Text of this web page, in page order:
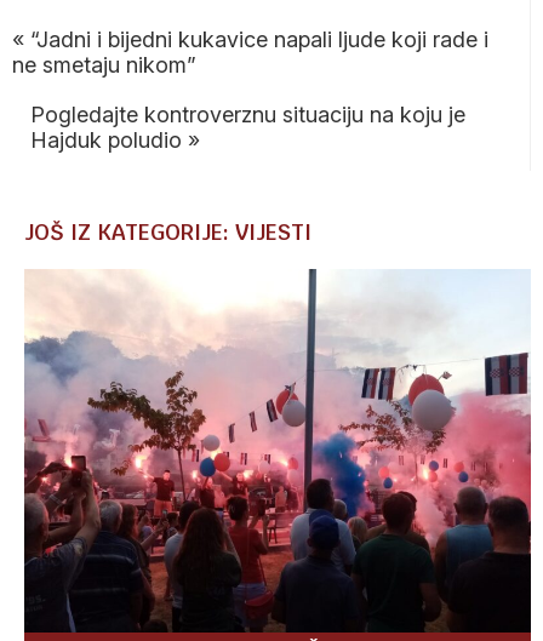
« “Jadni i bijedni kukavice napali ljude koji rade i
ne smetaju nikom”
Pogledajte kontroverznu situaciju na koju je
Hajduk poludio »
JOŠ IZ KATEGORIJE: VIJESTI